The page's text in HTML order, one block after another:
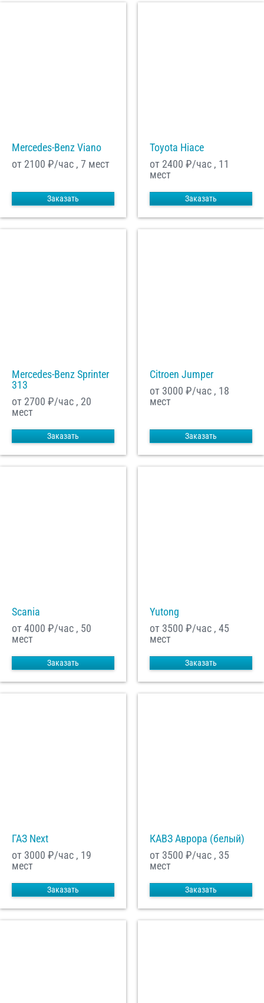
Mercedes-Benz Viano
от 2100 ₽/час , 7 мест
Заказать
Toyota Hiace
от 2400 ₽/час , 11
мест
Заказать
Mercedes-Benz Sprinter
313
от 2700 ₽/час , 20
мест
Заказать
Citroen Jumper
от 3000 ₽/час , 18
мест
Заказать
Scania
от 4000 ₽/час , 50
мест
Заказать
Yutong
от 3500 ₽/час , 45
мест
Заказать
ГАЗ Next
от 3000 ₽/час , 19
мест
Заказать
КАВЗ Аврора (белый)
от 3500 ₽/час , 35
мест
Заказать